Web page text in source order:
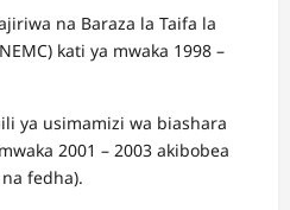
na Baraza la Taifa la
kati ya mwaka 1998 –
ya usimamizi wa biashara
2001 – 2003 akibobea
fedha).